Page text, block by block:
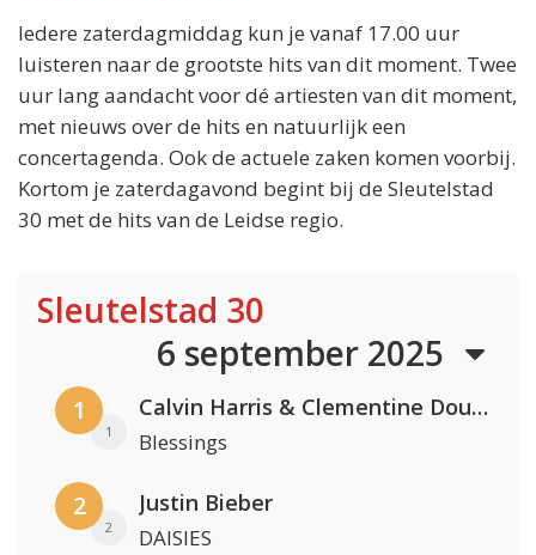
Iedere zaterdagmiddag kun je vanaf 17.00 uur
luisteren naar de grootste hits van dit moment. Twee
uur lang aandacht voor dé artiesten van dit moment,
met nieuws over de hits en natuurlijk een
concertagenda. Ook de actuele zaken komen voorbij.
Kortom je zaterdagavond begint bij de Sleutelstad
30 met de hits van de Leidse regio.
Sleutelstad 30
6 september 2025
1
1
Calvin Harris & Clementine Douglas
Blessings
2
2
Justin Bieber
DAISIES